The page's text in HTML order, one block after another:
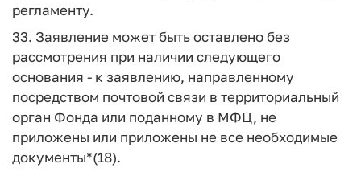
регламенту.
33. Заявление может быть оставлено без
рассмотрения при наличии следующего
основания - к заявлению, направленному
посредством почтовой связи в территориальный
орган Фонда или поданному в МФЦ, не
приложены или приложены не все необходимые
документы*(18).